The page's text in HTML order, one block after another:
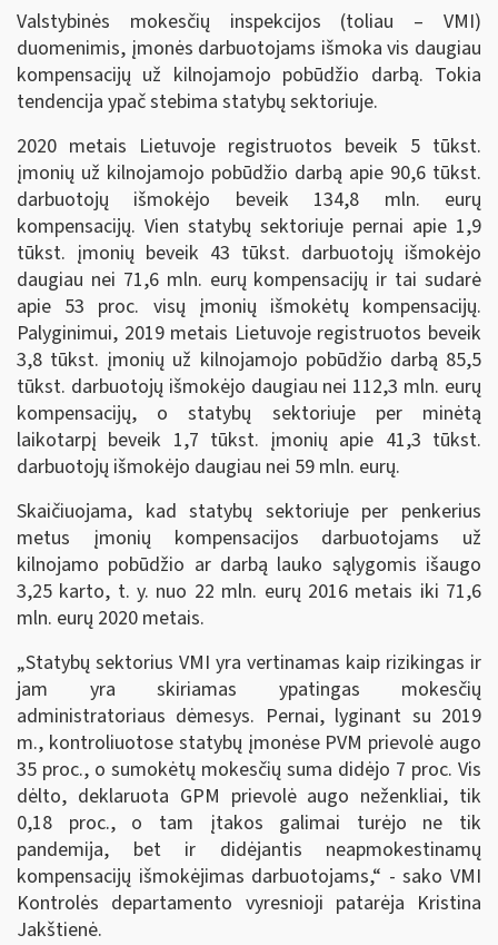
Valstybinės mokesčių inspekcijos (toliau – VMI)
duomenimis, įmonės darbuotojams išmoka vis daugiau
kompensacijų už kilnojamojo pobūdžio darbą. Tokia
tendencija ypač stebima statybų sektoriuje.
2020 metais Lietuvoje registruotos beveik 5 tūkst.
įmonių už kilnojamojo pobūdžio darbą apie 90,6 tūkst.
darbuotojų išmokėjo beveik 134,8 mln. eurų
kompensacijų. Vien statybų sektoriuje pernai apie 1,9
tūkst. įmonių beveik 43 tūkst. darbuotojų išmokėjo
daugiau nei 71,6 mln. eurų kompensacijų ir tai sudarė
apie 53 proc. visų įmonių išmokėtų kompensacijų.
Palyginimui, 2019 metais Lietuvoje registruotos beveik
3,8 tūkst. įmonių už kilnojamojo pobūdžio darbą 85,5
tūkst. darbuotojų išmokėjo daugiau nei 112,3 mln. eurų
kompensacijų, o statybų sektoriuje per minėtą
laikotarpį beveik 1,7 tūkst. įmonių apie 41,3 tūkst.
darbuotojų išmokėjo daugiau nei 59 mln. eurų.
Skaičiuojama, kad statybų sektoriuje per penkerius
metus įmonių kompensacijos darbuotojams už
kilnojamo pobūdžio ar darbą lauko sąlygomis išaugo
3,25 karto, t. y. nuo 22 mln. eurų 2016 metais iki 71,6
mln. eurų 2020 metais.
„Statybų sektorius VMI yra vertinamas kaip rizikingas ir
jam yra skiriamas ypatingas mokesčių
administratoriaus dėmesys. Pernai, lyginant su 2019
m., kontroliuotose statybų įmonėse PVM prievolė augo
35 proc., o sumokėtų mokesčių suma didėjo 7 proc. Vis
dėlto, deklaruota GPM prievolė augo neženkliai, tik
0,18 proc., o tam įtakos galimai turėjo ne tik
pandemija, bet ir didėjantis neapmokestinamų
kompensacijų išmokėjimas darbuotojams,“ - sako VMI
Kontrolės departamento vyresnioji patarėja Kristina
Jakštienė.